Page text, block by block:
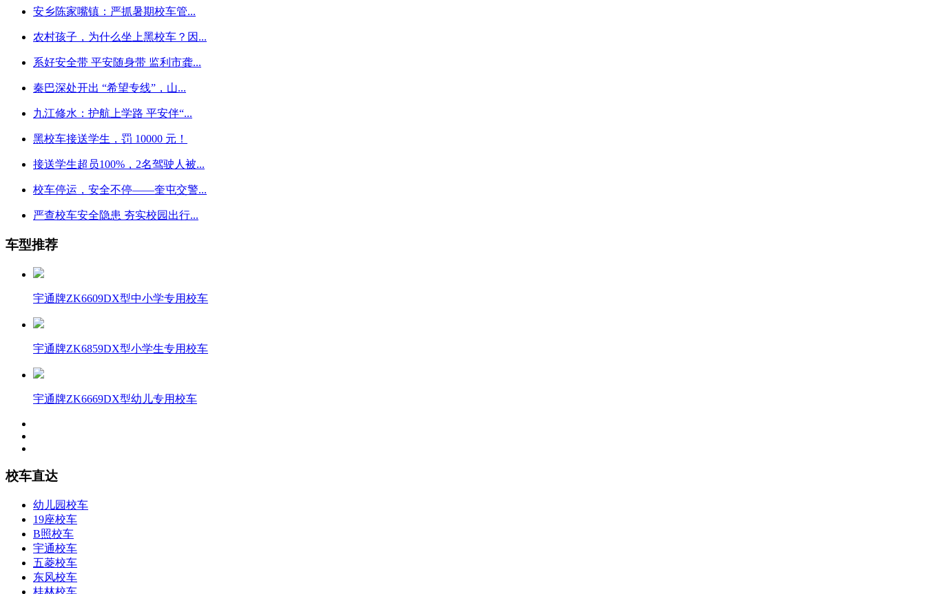
安乡陈家嘴镇：严抓暑期校车管...
农村孩子，为什么坐上黑校车？因...
系好安全带 平安随身带 监利市龚...
秦巴深处开出 “希望专线”，山...
九江修水：护航上学路 平安伴“...
黑校车接送学生，罚 10000 元！
接送学生超员100%，2名驾驶人被...
校车停运，安全不停——奎屯交警...
严查校车安全隐患 夯实校园出行...
车型推荐
宇通牌ZK6609DX型中小学专用校车
宇通牌ZK6859DX型小学生专用校车
宇通牌ZK6669DX型幼儿专用校车
校车直达
幼儿园校车
19座校车
B照校车
宇通校车
五菱校车
东风校车
桂林校车